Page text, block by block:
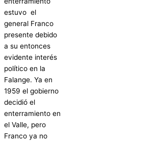
estuvo el
general Franco
presente debido
a su entonces
evidente interés
político en la
Falange. Ya en
1959 el gobierno
decidió el
enterramiento en
el Valle, pero
Franco ya no